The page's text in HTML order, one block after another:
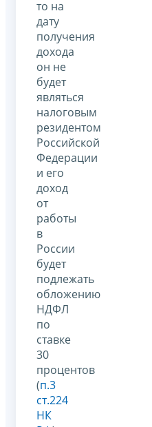
то на
дату
получения
дохода
он не
будет
являться
налоговым
резидентом
Российской
Федерации
и его
доход
от
работы
в
России
будет
подлежать
обложению
НДФЛ
по
ставке
30
процентов
(п.3
ст.224
НК